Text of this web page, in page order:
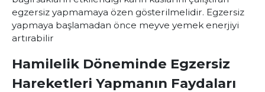
egzersiz yapmamaya özen gösterilmelidir. Egzersiz
yapmaya başlamadan önce meyve yemek enerjiyi
artırabilir
Hamilelik Döneminde Egzersiz
Hareketleri Yapmanın Faydaları